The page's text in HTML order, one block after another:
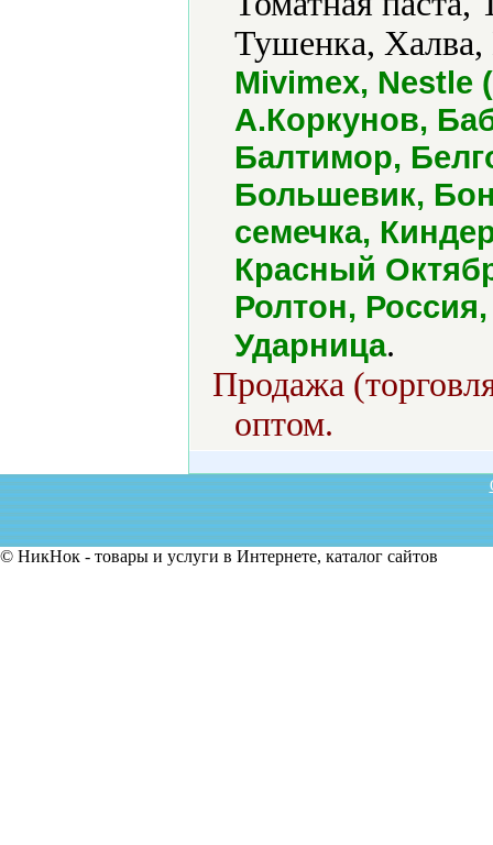
Тушенка,
Mivimex, Nestle
А.Коркунов,
Балтимор,
Большевик,
семечка,
Красный
Ролтон,
Ударница.
Продажа
оптом.
© НикНок - товары и услуги в Интернете, каталог сайтов